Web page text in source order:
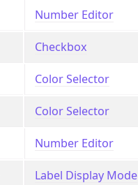
Number Editor
Checkbox
Color Selector
Color Selector
Number Editor
Label Display Mode